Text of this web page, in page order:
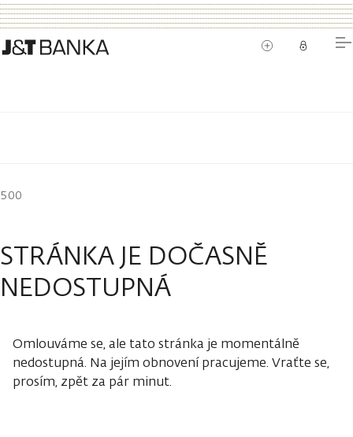
500
STRÁNKA JE DOČASNĚ
NEDOSTUPNÁ
Omlouváme se, ale tato stránka je momentálně
nedostupná. Na jejím obnovení pracujeme. Vraťte se,
prosím, zpět za pár minut.